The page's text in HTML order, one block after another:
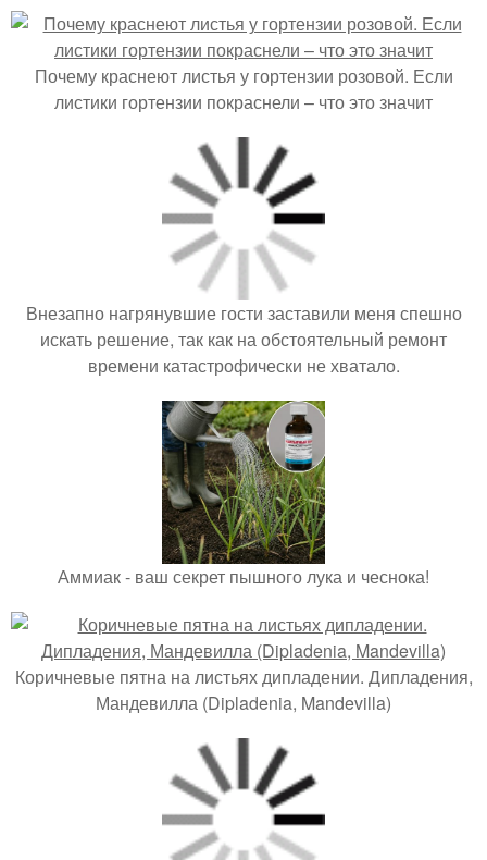
Почему краснеют листья у гортензии розовой. Если
листики гортензии покраснели – что это значит
Внезапно нагрянувшие гости заставили меня спешно
искать решение, так как на обстоятельный ремонт
времени катастрофически не хватало.
Аммиак - ваш секрет пышного лука и чеснока!
Коричневые пятна на листьях дипладении. Дипладения,
Мандевилла (Dipladenia, Mandevilla)